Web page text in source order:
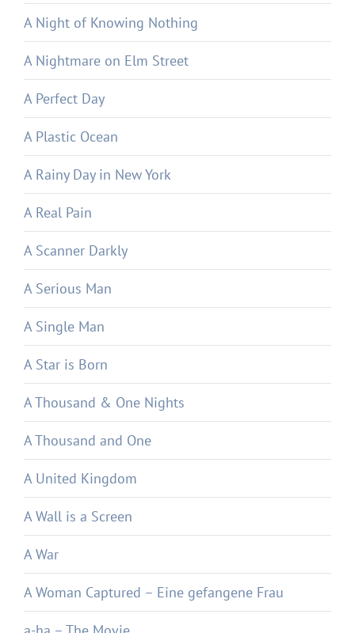
A Night of Knowing Nothing
A Nightmare on Elm Street
A Perfect Day
A Plastic Ocean
A Rainy Day in New York
A Real Pain
A Scanner Darkly
A Serious Man
A Single Man
A Star is Born
A Thousand & One Nights
A Thousand and One
A United Kingdom
A Wall is a Screen
A War
A Woman Captured – Eine gefangene Frau